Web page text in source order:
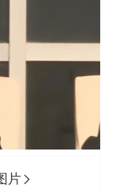
片